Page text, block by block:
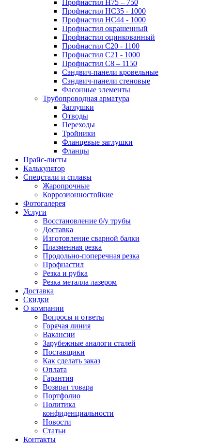
Профнастил Н75 – 750
Профнастил НС35 - 1000
Профнастил НС44 - 1000
Профнастил окрашенный
Профнастил оцинкованный
Профнастил С20 - 1100
Профнастил С21 - 1000
Профнастил С8 – 1150
Сэндвич-панели кровельные
Сэндвич-панели стеновые
Фасонные элементы
Трубопроводная арматура
Заглушки
Отводы
Переходы
Тройники
Фланцевые заглушки
Фланцы
Прайс-листы
Калькулятор
Спецстали и сплавы
Жаропрочные
Коррозионностойкие
Фотогалерея
Услуги
Восстановление б/у трубы
Доставка
Изготовление сварной балки
Плазменная резка
Продольно-поперечная резка
Профнастил
Резка и рубка
Резка металла лазером
Доставка
Скидки
О компании
Вопросы и ответы
Горячая линия
Вакансии
Зарубежные аналоги сталей
Поставщики
Как сделать заказ
Оплата
Гарантия
Возврат товара
Портфолио
Политика
конфиденциальности
Новости
Статьи
Контакты